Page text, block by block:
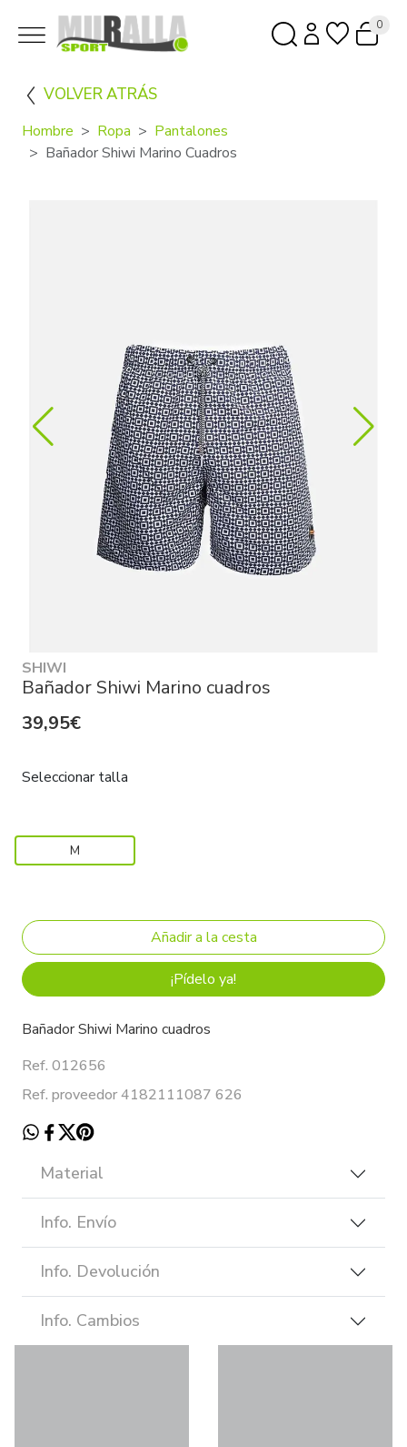
0
VOLVER ATRÁS
Hombre Ropa
Pantalones
Bañador Shiwi Marino Cuadros
SHIWI
Bañador Shiwi Marino cuadros
39,95€
Seleccionar talla
M
¡Pídelo ya!
Bañador Shiwi Marino cuadros
Ref. 012656
Ref. proveedor 4182111087 626
Material
Info. Envío
Info. Devolución
Info. Cambios